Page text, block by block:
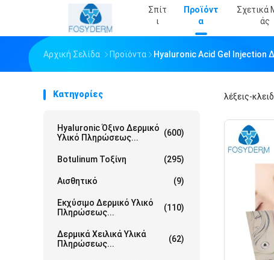
Σπίτ
Ι
Προϊόντ
Α
Σχετικά
Άς
Αρχική Σελίδα Προϊόντα Hyaluronic Acid Gel Injection
Κατηγορίες
Hyaluronic Όξινο Δερμικό
Υλικό Πληρώσεως...
(600)
Botulinum Τοξίνη (295)
Αισθητικό (9)
Εκχύσιμο Δερμικό Υλικό
Πληρώσεως...
(110)
Δερμικά Χειλικά Υλικά
Πληρώσεως...
(62)
λέξεις-